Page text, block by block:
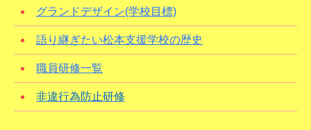
グランドデザイン(学校目標)
語り継ぎたい松本支援学校の歴史
職員研修一覧
非違行為防止研修